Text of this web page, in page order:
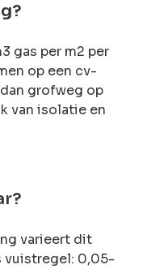
gas per m2 per
op een cv-
grofweg op
van isolatie en
varieert dit
vuistregel: 0,05-